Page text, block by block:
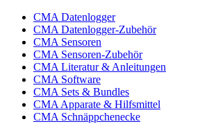
CMA Datenlogger
CMA Datenlogger-Zubehör
CMA Sensoren
CMA Sensoren-Zubehör
CMA Literatur & Anleitungen
CMA Software
CMA Sets & Bundles
CMA Apparate & Hilfsmittel
CMA Schnäppchenecke